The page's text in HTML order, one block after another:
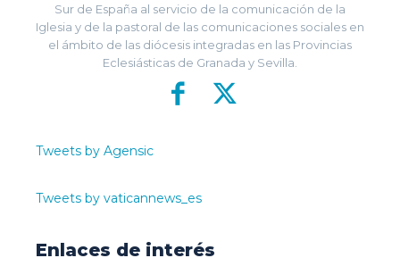
Sur de España al servicio de la comunicación de la
Iglesia y de la pastoral de las comunicaciones sociales en
el ámbito de las diócesis integradas en las Provincias
Eclesiásticas de Granada y Sevilla.
Tweets by Agensic
Tweets by vaticannews_es
Enlaces de interés